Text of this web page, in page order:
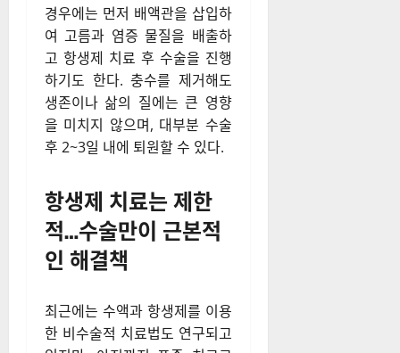
충수염이 심하게 진행되어 천공
경우에는 먼저 배액관을 삽입하
여 고름과 염증 물질을 배출하
고 항생제 치료 후 수술을 진행
하기도 한다. 충수를 제거해도
을 미치지 않으며, 대부분 수술
후 2~3일 내에 퇴원할 수 있다.